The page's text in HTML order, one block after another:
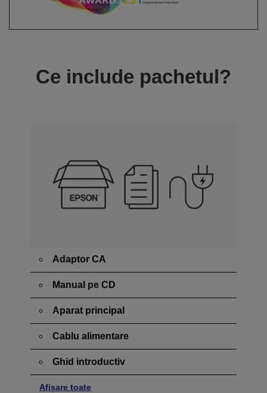
Ce include pachetul?
Adaptor CA
Manual pe CD
Aparat principal
Cablu alimentare
Ghid introductiv
Afișare toate